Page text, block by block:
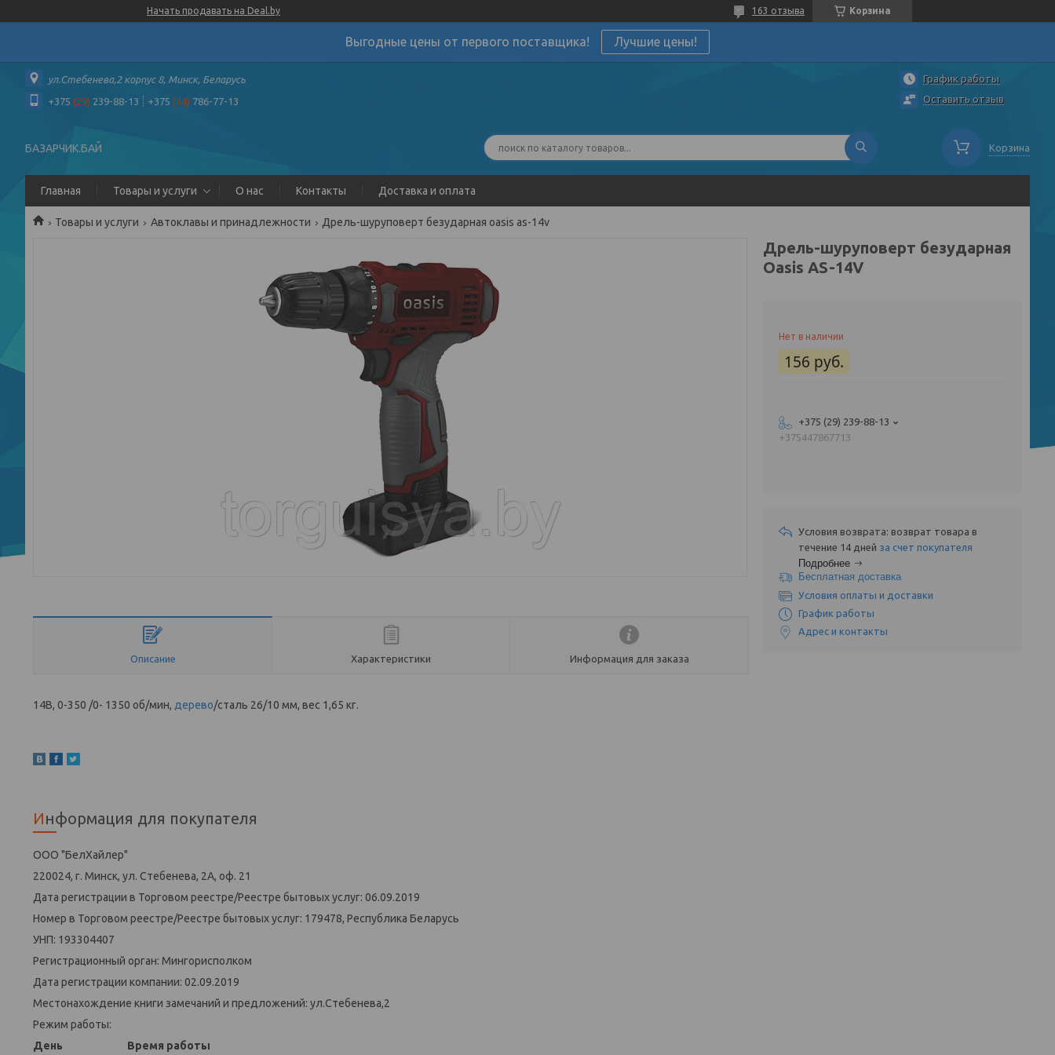
Начать продавать на Deal.by Корзина
163 отзыва
Выгодные цены от первого поставщика! Лучшие цены!
ул.Стебенева,2 корпус 8, Минск, Беларусь
+375 (29) 239-88-13 +375 (44) 786-77-13
График работы
Оставить отзыв
БАЗАРЧИК.БАЙ Корзина
Главная Товары и услуги О нас Контакты Доставка и оплата
Товары и услуги Автоклавы и принадлежности Дрель-шуруповерт безударная oasis as-14v
Описание Характеристики Информация для заказа
14В, 0-350 /0- 1350 об/мин, дерево/сталь 26/10 мм, вес 1,65 кг.
Информация для покупателя
ООО "БелХайлер"
220024, г. Минск, ул. Стебенева, 2А, оф. 21
Дата регистрации в Торговом реестре/Реестре бытовых услуг: 06.09.2019
Номер в Торговом реестре/Реестре бытовых услуг: 179478, Республика Беларусь
УНП: 193304407
Регистрационный орган: Мингорисполком
Дата регистрации компании: 02.09.2019
Местонахождение книги замечаний и предложений: ул.Стебенева,2
Режим работы:
День
Время работы
Дрель-шуруповерт безударная
Oasis AS-14V
Нет в наличии
156 руб.
+375 (29) 239-88-13
+375447867713
возврат товара в
течение 14 дней за счет покупателя
Подробнее
Бесплатная доставка
Условия оплаты и доставки
График работы
Адрес и контакты